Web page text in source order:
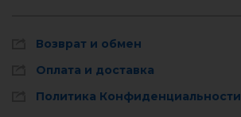
Возврат и обмен
Оплата и доставка
Политика Конфиденциальности